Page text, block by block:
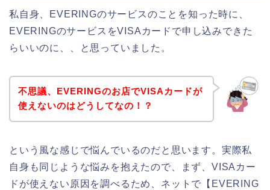
私自身、EVERINGのサービスのことを知った時に、
EVERINGのサービスをVISAカードで申し込みできた
らいいのに、、と思っていました。
不思議、EVERINGのお店でVISAカードが
使えないのはどうしてなの！？
という風な感じで悩んでいるのだと思います。実際私
自身も同じような悩みを抱えたので、まず、VISAカー
ドが使えない原因を調べるため、ネットで【EVERING